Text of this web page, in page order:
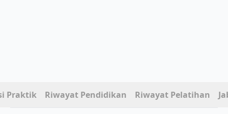
Praktik Riwayat Pendidikan Riwayat Pelatihan